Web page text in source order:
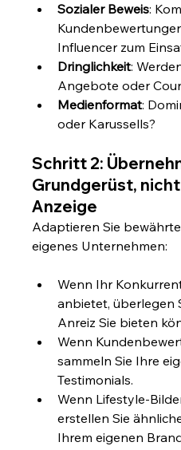
Sozialer Beweis:
Influencer zum
Dringlichkeit:
Angebote oder
Medienformat:
oder Karussells?
Schritt 2:
Grundgerüst,
Anzeige
Adaptieren Sie
eigenes Unternehmen:
Wenn Ihr
anbietet, überlegen
Anreiz Sie bieten
Wenn
sammeln Sie Ihre
Testimonials.
Wenn Lifestyle-
erstellen Sie
Ihrem eigenen